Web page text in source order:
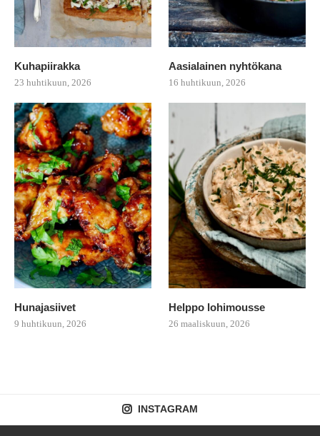
Kuhapiirakka
23 huhtikuun, 2026
Aasialainen nyhtökana
16 huhtikuun, 2026
Hunajasiivet
9 huhtikuun, 2026
Helppo lohimousse
26 maaliskuun, 2026
INSTAGRAM